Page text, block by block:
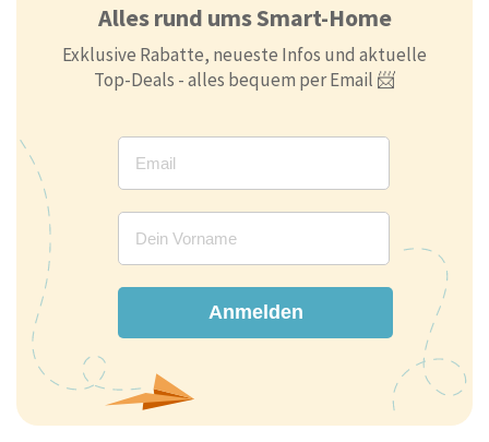
Alles rund ums Smart-Home
Exklusive Rabatte, neueste Infos und aktuelle
Top-Deals - alles bequem per Email 📨
Anmelden